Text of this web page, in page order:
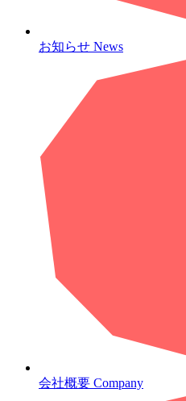
お知らせ News
会社概要 Company